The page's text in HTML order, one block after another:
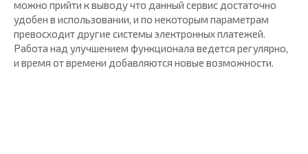
можно прийти к выводу что данный сервис достаточно
удобен в использовании, и по некоторым параметрам
превосходит другие системы электронных платежей.
Работа над улучшением функционала ведется регулярно,
и время от времени добавляются новые возможности.